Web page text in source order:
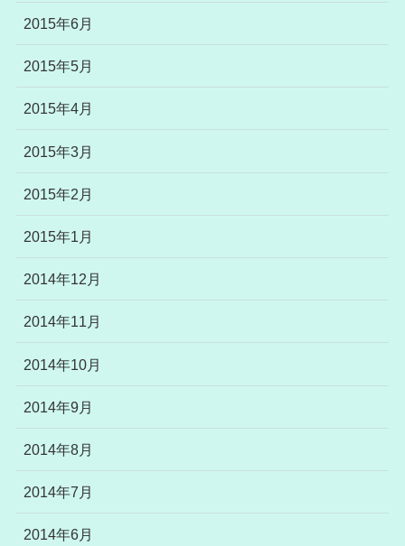
2015年6月
2015年5月
2015年4月
2015年3月
2015年2月
2015年1月
2014年12月
2014年11月
2014年10月
2014年9月
2014年8月
2014年7月
2014年6月